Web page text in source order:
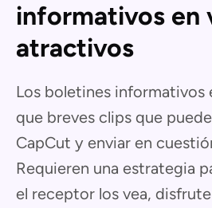
informativos en
atractivos
Los boletines informativos
que breves clips que
CapCut y enviar en
Requieren una estrategia
el receptor los vea,